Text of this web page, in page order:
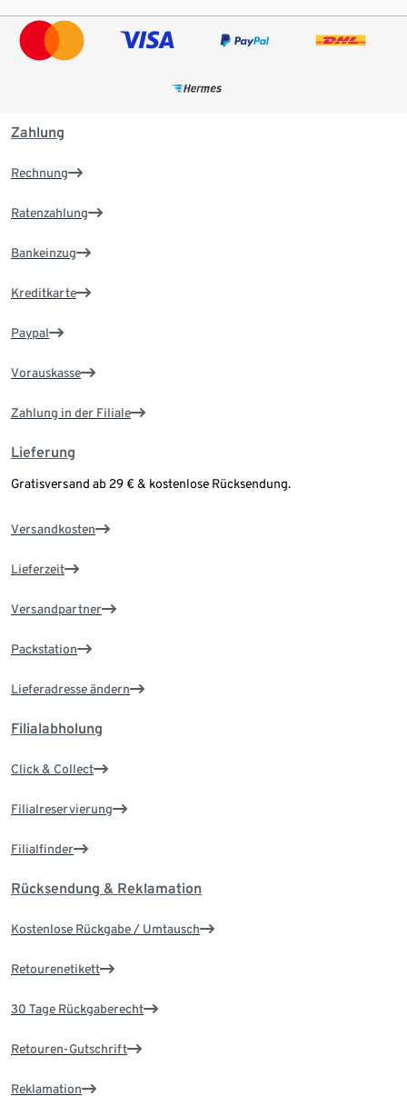
Zahlung
Rechnung
Ratenzahlung
Bankeinzug
Kreditkarte
Paypal
Vorauskasse
Zahlung in der Filiale
Lieferung
Gratisversand ab 29 € & kostenlose Rücksendung.
Versandkosten
Lieferzeit
Versandpartner
Packstation
Lieferadresse ändern
Filialabholung
Click & Collect
Filialreservierung
Filialfinder
Rücksendung & Reklamation
Kostenlose Rückgabe / Umtausch
Retourenetikett
30 Tage Rückgaberecht
Retouren-Gutschrift
Reklamation